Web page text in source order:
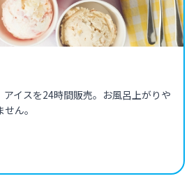
イスを24時間販売。お風呂上がりや
ん。